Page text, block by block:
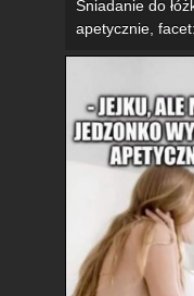
Śniadanie do
apetycznie,